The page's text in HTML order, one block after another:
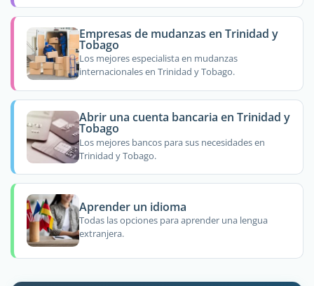
Empresas de mudanzas en Trinidad y
Tobago
Los mejores especialista en mudanzas
internacionales en Trinidad y Tobago.
Abrir una cuenta bancaria en Trinidad y
Tobago
Los mejores bancos para sus necesidades en
Trinidad y Tobago.
Aprender un idioma
Todas las opciones para aprender una lengua
extranjera.